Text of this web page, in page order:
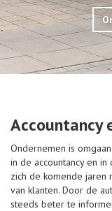
Accountancy
Ondernemen is
in de accountancy en
zich de komende jaren
van klanten. Door de
steeds beter te